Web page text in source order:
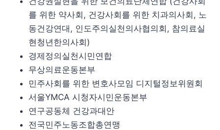
를 위한 약사회, 건강사회를 위한 치과의사회, 노
동건강연대, 인도주의실천의사협의회, 참의료실
현청년한의사회)
경제정의실천시민연합
무상의료운동본부
민주사회를 위한 변호사모임 디지털정보위원회
서울YMCA 시청자시민운동본부
연구공동체 건강과대안
전국민주노동조합총연맹